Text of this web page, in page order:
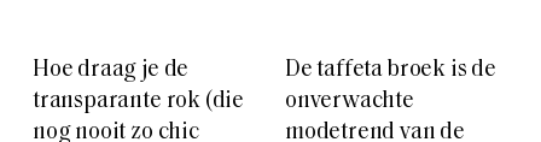
Hoe draag je de
transparante rok (die
nog nooit zo chic
De taffeta broek is de
onverwachte
modetrend van de